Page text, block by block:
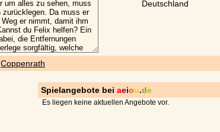
Coppenrath
Spielangebote bei aeiou.de
Es liegen keine aktuellen Angebote vor.